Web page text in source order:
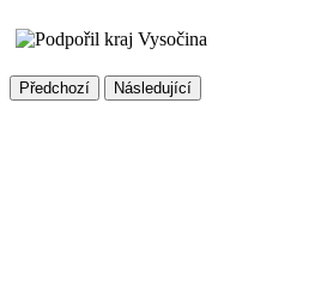
Předchozí Následující